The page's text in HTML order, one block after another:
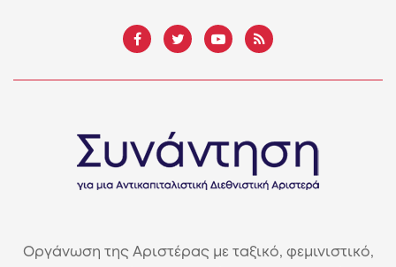
Οργάνωση της Αριστέρας με ταξικό, φεμινιστικό,